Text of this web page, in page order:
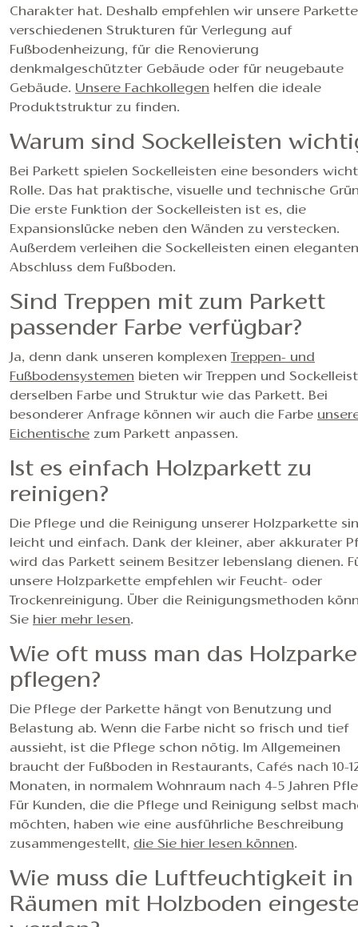
Charakter hat. Deshalb empfehlen wir unsere
verschiedenen Strukturen für Verlegung auf
Fußbodenheizung, für die Renovierung
denkmalgeschützter Gebäude oder für neugebaute
Gebäude. Unsere Fachkollegen helfen die ideale
Produktstruktur zu finden.
Warum sind Sockelleisten
Bei Parkett spielen Sockelleisten eine besonders
Rolle. Das hat praktische, visuelle und technische
Die erste Funktion der Sockelleisten ist es, die
Expansionslücke neben den Wänden zu verstecken.
Außerdem verleihen die Sockelleisten einen eleganten
Abschluss dem Fußboden.
Sind Treppen mit zum Parkett
passender Farbe verfügbar?
Ja, denn dank unseren komplexen
Treppen- und
Fußbodensystemen bieten wir Treppen und
derselben Farbe und Struktur wie das Parkett. Bei
besonderer Anfrage können wir auch die Farbe
Eichentische zum Parkett anpassen.
Ist es einfach Holzparkett zu
reinigen?
Die Pflege und die Reinigung unserer Holzparkette
leicht und einfach. Dank der kleiner, aber akkurater
wird das Parkett seinem Besitzer lebenslang dienen.
unsere Holzparkette empfehlen wir Feucht- oder
Trockenreinigung. Über die Reinigungsmethoden
Sie hier mehr lesen.
Wie oft muss man das
pflegen?
Die Pflege der Parkette hängt von Benutzung und
Belastung ab. Wenn die Farbe nicht so frisch und tief
aussieht, ist die Pflege schon nötig. Im Allgemeinen
braucht der Fußboden in Restaurants, Cafés nach 10-
Monaten, in normalem Wohnraum nach 4-5 Jahren
Für Kunden, die die Pflege und Reinigung selbst
möchten, haben wie eine ausführliche Beschreibung
zusammengestellt, die Sie hier lesen können.
Wie muss die Luftfeuchtigkeit in
Räumen mit Holzboden